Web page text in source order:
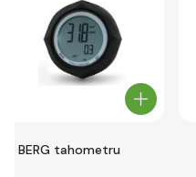
BERG tahometru